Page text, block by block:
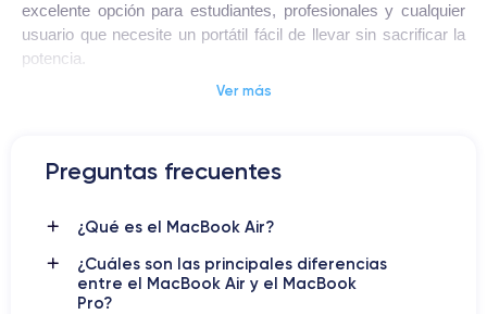
excelente opción para estudiantes, profesionales y cualquier
usuario que necesite un portátil fácil de llevar sin sacrificar la
potencia.
iPad. Además, su batería de larga duración lo convierte en una
necesidad de recargar constantemente. En definitiva, el
movilidad y la eficiencia sin renunciar a la potencia de un
equipo de alta gama.
Ver más
Preguntas frecuentes
¿Qué es el MacBook Air?
¿Cuáles son las principales diferencias
entre el MacBook Air y el MacBook
Pro?